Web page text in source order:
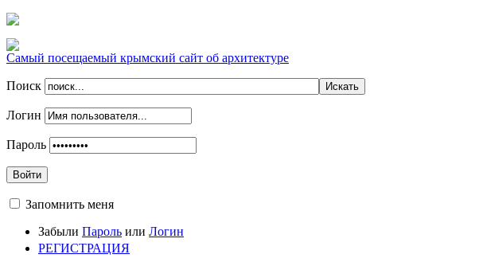
Самый посещаемый крымский сайт об архитектуре
Поиск
Логин
Пароль
Войти
Запомнить меня
Забыли Пароль или Логин
РЕГИСТРАЦИЯ